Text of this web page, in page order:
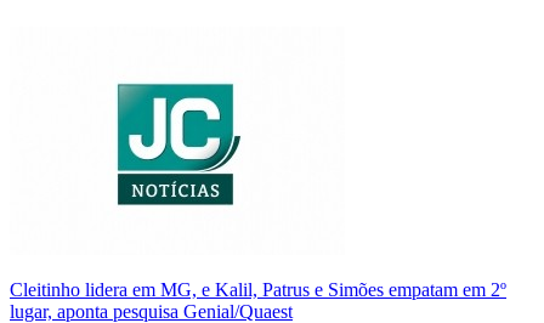
Cleitinho lidera em MG, e Kalil, Patrus e Simões empatam em 2º
lugar, aponta pesquisa Genial/Quaest